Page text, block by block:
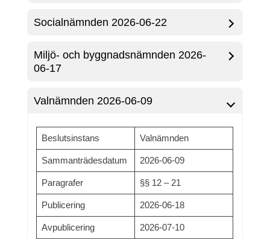
Socialnämnden 2026-06-22
Miljö- och byggnadsnämnden 2026-
06-17
Valnämnden 2026-06-09
Beslutsinstans Valnämnden
Sammanträdesdatum 2026-06-09
Paragrafer §§ 12 – 21
Publicering 2026-06-18
Avpublicering 2026-07-10